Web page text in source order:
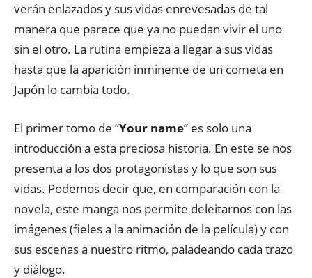
verán enlazados y sus vidas enrevesadas de tal
manera que parece que ya no puedan vivir el uno
sin el otro. La rutina empieza a llegar a sus vidas
hasta que la aparición inminente de un cometa en
Japón lo cambia todo.
El primer tomo de “Your name” es solo una
introducción a esta preciosa historia. En este se nos
presenta a los dos protagonistas y lo que son sus
vidas. Podemos decir que, en comparación con la
novela, este manga nos permite deleitarnos con las
imágenes (fieles a la animación de la película) y con
sus escenas a nuestro ritmo, paladeando cada trazo
y diálogo.